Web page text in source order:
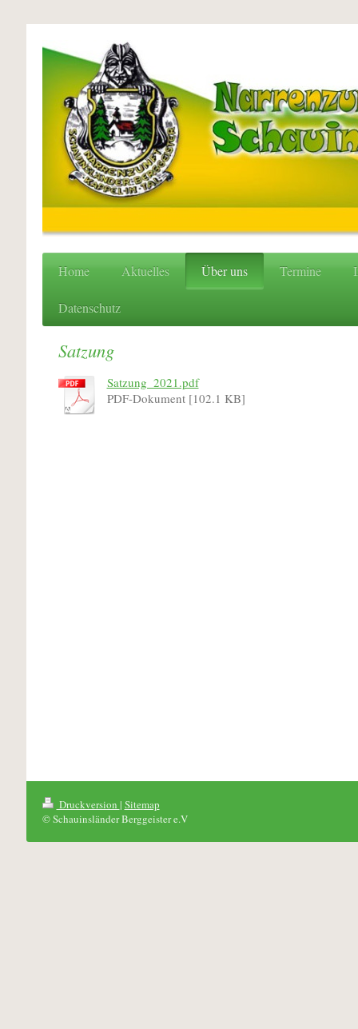
Home Aktuelles Über uns Termine
Datenschutz
Satzung
Satzung_2021.pdf
PDF-Dokument [102.1 KB]
Druckversion | Sitemap
© Schauinsländer Berggeister e.V